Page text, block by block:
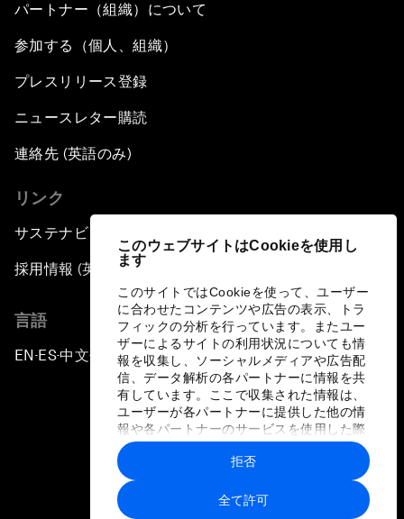
このウェブサイトはCookieを使用し
ます
このサイトではCookieを使って、ユーザー
に合わせたコンテンツや広告の表示、トラ
フィックの分析を行っています。またユー
ザーによるサイトの利用状況についても情
報を収集し、ソーシャルメディアや広告配
信、データ解析の各パートナーに情報を共
有しています。ここで収集された情報は、
ユーザーが各パートナーに提供した他の情
報や各パートナーのサービスを使用した際
に収集された情報と組み合わされ、各パー
トナーによって使用されることがありま
す。
全て許可
拒否
パートナー（組織）について
参加する（個人、組織）
プレスリリース登録
ニュースレター購読
連絡先 (英語のみ)
リンク
サステナビリティへの取り組み
採用情報 (英語のみ)
言語
EN ▪ES▪中文▪ 日本語
プライバシーポリシーと利用規約
サイトマップ